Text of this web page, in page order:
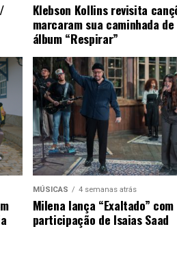
Klebson Kollins revisita
marcaram sua caminhada
álbum “Respirar”
MÚSICAS 4 semanas atrás
Milena lança “Exaltado” com
participação de Isaias Saad